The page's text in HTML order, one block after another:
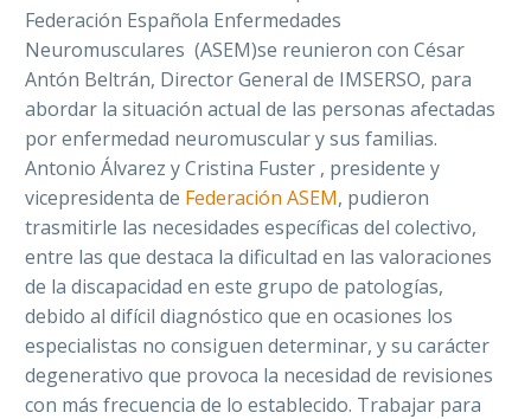
Federación Española Enfermedades
Neuromusculares (ASEM)se reunieron con César
Antón Beltrán, Director General de IMSERSO, para
abordar la situación actual de las personas afectadas
por enfermedad neuromuscular y sus familias.
Antonio Álvarez y Cristina Fuster , presidente y
vicepresidenta de Federación ASEM, pudieron
trasmitirle las necesidades específicas del colectivo,
entre las que destaca la dificultad en las valoraciones
de la discapacidad en este grupo de patologías,
debido al difícil diagnóstico que en ocasiones los
especialistas no consiguen determinar, y su carácter
degenerativo que provoca la necesidad de revisiones
con más frecuencia de lo establecido. Trabajar para